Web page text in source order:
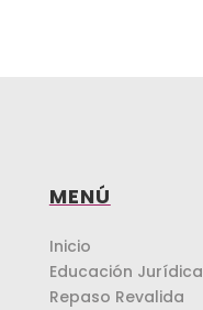
MENÚ
Inicio
Educación Jurídica
Repaso Revalida